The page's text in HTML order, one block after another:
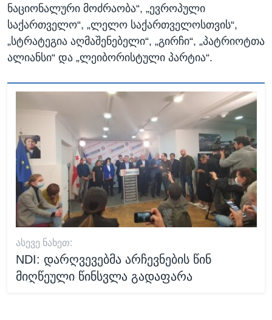
ნაციონალური მოძრაობა“, „ევროპული
საქართველო“, „ლელო საქართველოსთვის“,
„სტრატეგია აღმაშენებელი“, „გირჩი“, „პატრიოტთა
ალიანსი“ და „ლეიბორისტული პარტია“.
ᲐᲡᲔᲕᲔ ᲜᲐᲮᲔᲗ:
NDI: დარღვევებმა არჩევნების წინ
მიღწეული წინსვლა გადაფარა